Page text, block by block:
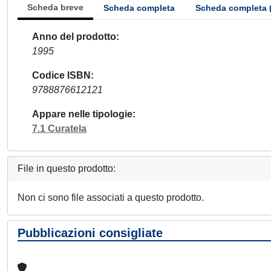
Scheda breve Scheda completa Scheda completa
Anno del prodotto
1995
Codice ISBN
9788876612121
Appare nelle tipologie
7.1 Curatela
File in questo prodotto:
Non ci sono file associati a questo prodotto.
Pubblicazioni consigliate